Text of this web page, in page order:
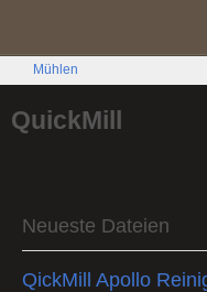
Mühlen
QuickMill
Neueste Dateien
QickMill Apollo